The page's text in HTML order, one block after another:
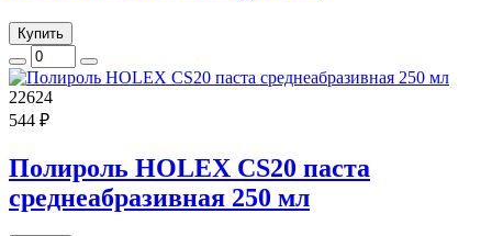
Купить
22624
544 ₽
Полироль HOLEX CS20 паста
среднеабразивная 250 мл